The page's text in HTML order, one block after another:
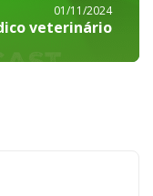
01/11/2024
veterinário